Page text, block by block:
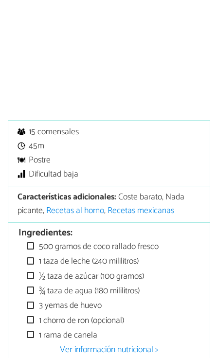
15 comensales
45m
Postre
Dificultad baja
Características adicionales:Coste barato, Nada
picante,Recetas al horno,Recetas mexicanas
Ingredientes:
500 gramos de coco rallado fresco
1 taza de leche (240 mililitros)
½ taza de azúcar (100 gramos)
¾ taza de agua (180 mililitros)
3 yemas de huevo
1 chorro de ron (opcional)
1 rama de canela
Ver información nutricional >